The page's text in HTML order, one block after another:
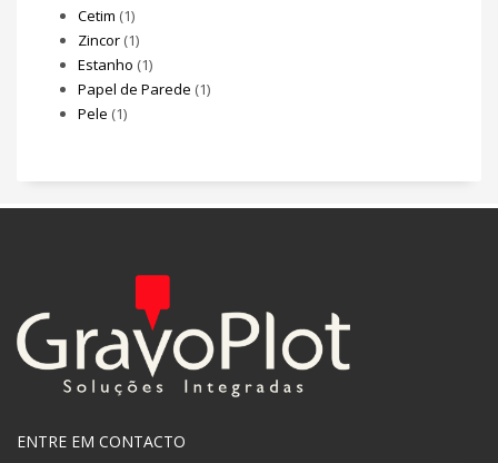
Cetim (1)
Zincor (1)
Estanho (1)
Papel de Parede (1)
Pele (1)
ENTRE EM CONTACTO